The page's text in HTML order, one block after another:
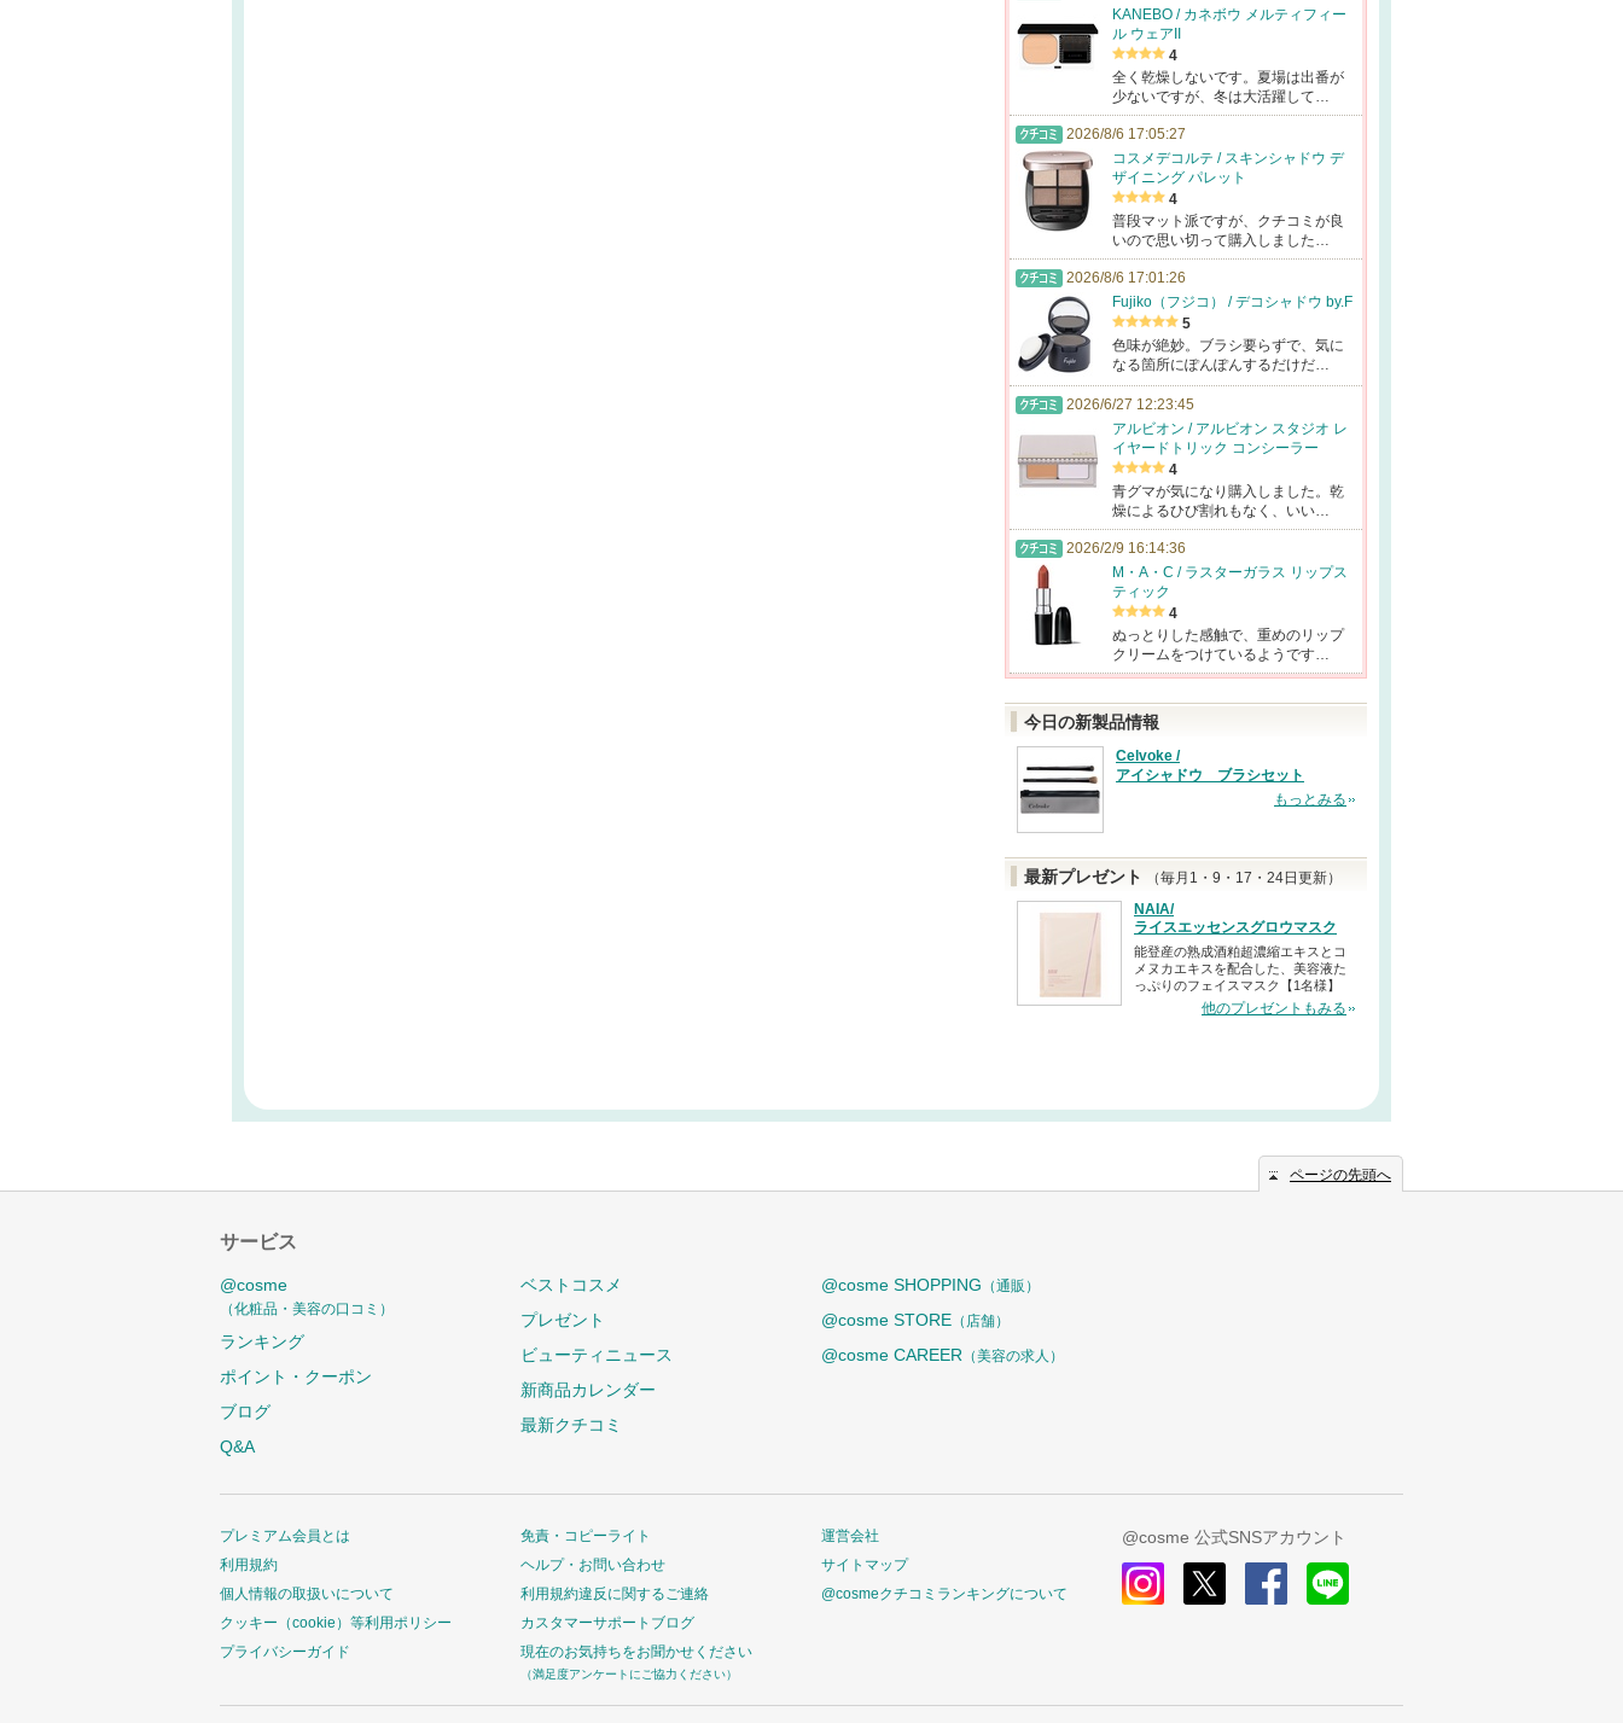
KANEBO / カネボウ メルティフィー
ル ウェアII
4
全く乾燥しないです。夏場は出番が
少ないですが、冬は大活躍して…
2026/8/6 17:05:27
コスメデコルテ / スキンシャドウ デ
ザイニング パレット
4
普段マット派ですが、クチコミが良
いので思い切って購入しました…
2026/8/6 17:01:26
Fujiko（フジコ） / デコシャドウ by.F
5
色味が絶妙。ブラシ要らずで、気に
なる箇所にぽんぽんするだけだ…
2026/6/27 12:23:45
アルビオン / アルビオン スタジオ レ
イヤードトリック コンシーラー
4
青グマが気になり購入しました。乾
燥によるひび割れもなく、いい…
2026/2/9 16:14:36
M・A・C / ラスターガラス リップス
ティック
4
ぬっとりした感触で、重めのリップ
クリームをつけているようです…
今日の新製品情報
Celvoke /
アイシャドウ ブラシセット
もっとみる
最新プレゼント
（毎月1・9・17・24日更新）
NAIA/
ライスエッセンスグロウマスク
能登産の熟成酒粕超濃縮エキスとコ
メヌカエキスを配合した、美容液た
っぷりのフェイスマスク【1名様】
他のプレゼントもみる
ページの先頭へ
サービス
@cosme
（化粧品・美容の口コミ）
ランキング
ポイント・クーポン
ブログ
Q&A
ベストコスメ
プレゼント
ビューティニュース
新商品カレンダー
最新クチコミ
@cosme SHOPPING （通販）
@cosme STORE （店舗）
@cosme CAREER （美容の求人）
プレミアム会員とは
利用規約
個人情報の取扱いについて
クッキー（cookie）等利用ポリシー
プライバシーガイド
免責・コピーライト
ヘルプ・お問い合わせ
利用規約違反に関するご連絡
カスタマーサポートブログ
現在のお気持ちをお聞かせください
（満足度アンケートにご協力ください）
運営会社
サイトマップ
@cosmeクチコミランキングについて
@cosme 公式SNSアカウント